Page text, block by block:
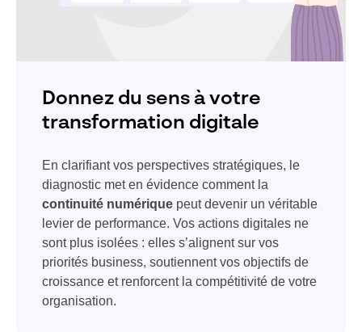
Donnez du sens à votre
transformation digitale
En clarifiant vos perspectives stratégiques, le
diagnostic met en évidence comment la
continuité numérique peut devenir un véritable
levier de performance. Vos actions digitales ne
sont plus isolées : elles s’alignent sur vos
priorités business, soutiennent vos objectifs de
croissance et renforcent la compétitivité de votre
organisation.